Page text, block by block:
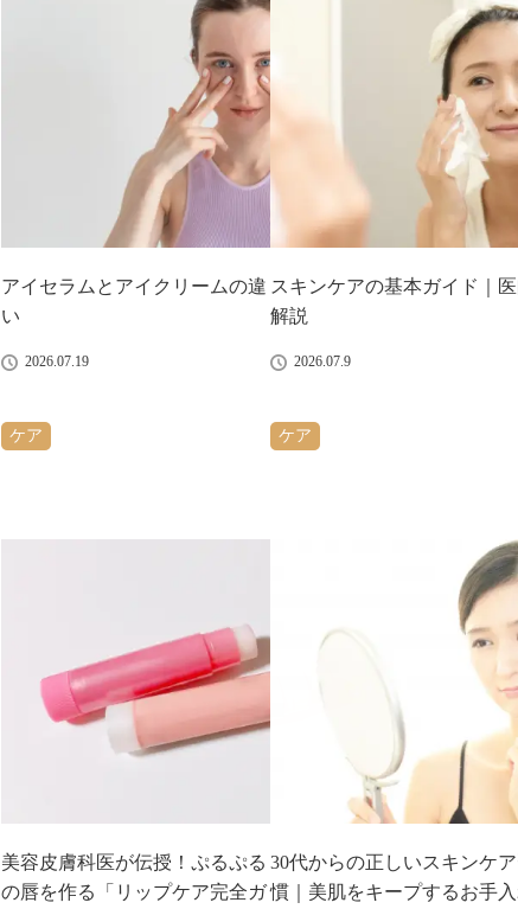
アイセラムとアイクリームの違
い
2026.07.19
ケア
スキンケアの基本ガイド｜
解説
2026.07.9
ケア
美容皮膚科医が伝授！ぷるぷる
の唇を作る「リップケア完全ガ
30代からの正しいスキンケ
慣｜美肌をキープするお手